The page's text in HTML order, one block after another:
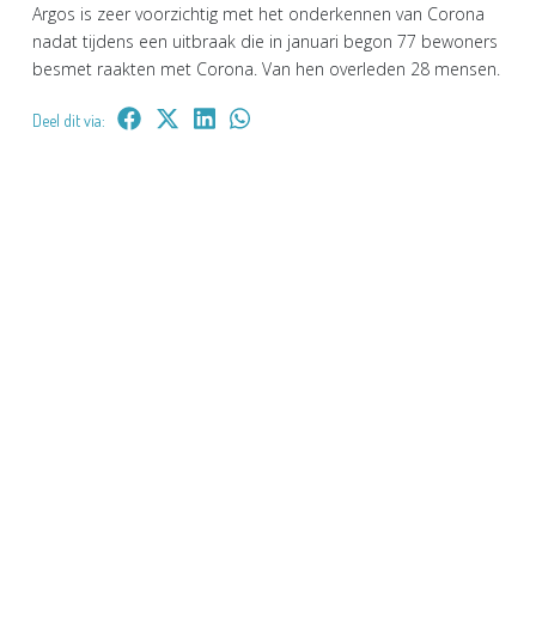
Argos is zeer voorzichtig met het onderkennen van Corona
nadat tijdens een uitbraak die in januari begon 77 bewoners
besmet raakten met Corona. Van hen overleden 28 mensen.
Deel dit via: